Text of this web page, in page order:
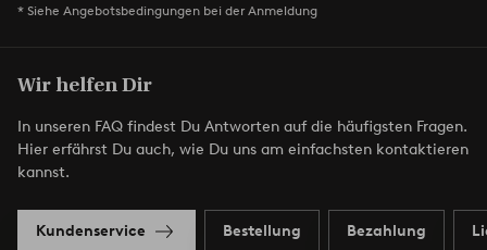
* Siehe Angebotsbedingungen bei der Anmeldung
Wir helfen Dir
In unseren FAQ findest Du Antworten auf die häufigsten Fragen.
Hier erfährst Du auch, wie Du uns am einfachsten kontaktieren
kannst.
Kundenservice Bestellung Bezahlung